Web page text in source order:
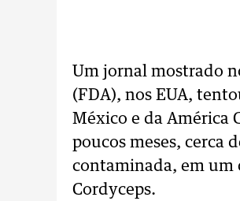
Um jornal mostrado
(FDA), nos EUA,
México e da América
poucos meses, cerca
contaminada, em um
Cordyceps.